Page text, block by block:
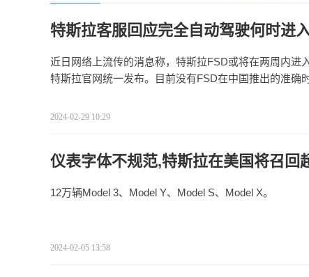
特斯拉客服回应完全自动驾驶何时进
近日网络上流传的消息称，特斯拉FSD或将在两周内进
特斯拉官网统一发布。目前没有FSD在中国推出的准确时
2024-02-29 10:29
仪表字体不规范,特斯拉在美国将召回
12万辆Model 3、Model Y、Model S、Model X。
2024-02-05 13:58